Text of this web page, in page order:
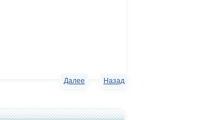
Назад
Далее